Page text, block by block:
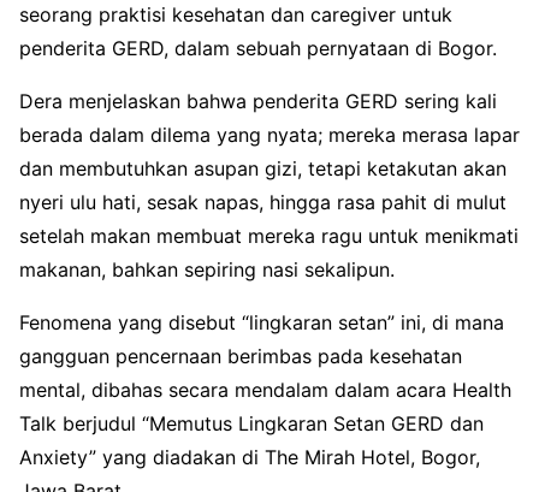
seorang praktisi kesehatan dan caregiver untuk
penderita GERD, dalam sebuah pernyataan di Bogor.
Dera menjelaskan bahwa penderita GERD sering kali
berada dalam dilema yang nyata; mereka merasa lapar
dan membutuhkan asupan gizi, tetapi ketakutan akan
nyeri ulu hati, sesak napas, hingga rasa pahit di mulut
setelah makan membuat mereka ragu untuk menikmati
makanan, bahkan sepiring nasi sekalipun.
Fenomena yang disebut “lingkaran setan” ini, di mana
gangguan pencernaan berimbas pada kesehatan
mental, dibahas secara mendalam dalam acara Health
Talk berjudul “Memutus Lingkaran Setan GERD dan
Anxiety” yang diadakan di The Mirah Hotel, Bogor,